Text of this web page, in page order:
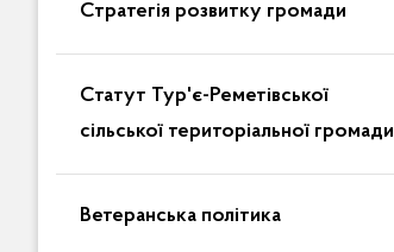
Стратегія розвитку громади
Статут Тур'є-Реметівської
сільської територіальної громади
Ветеранська політика